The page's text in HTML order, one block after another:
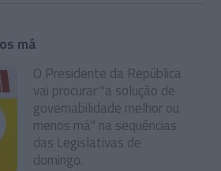
má
O Presidente da República
vai procurar "a solução de
governabilidade melhor ou
menos má" na sequências
das Legislativas de
domingo.